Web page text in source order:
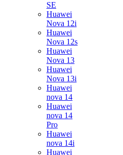
SE
Huawei
Nova 12i
Huawei
Nova 12s
Huawei
Nova 13
Huawei
Nova 13i
Huawei
nova 14
Huawei
nova 14
Pro
Huawei
nova 14i
Huawei